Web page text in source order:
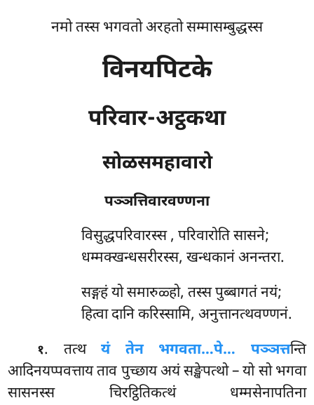
नमो तस्स भगवतो अरहतो सम्मासम्बुद्धस्स
विनयपिटके
परिवार-अट्ठकथा
सोळसमहावारो
पञ्ञत्तिवारवण्णना
विसुद्धपरिवारस्स, परिवारोति सासने;
धम्मक्खन्धसरीरस्स, खन्धकानं अनन्तरा.
सङ्गहं यो समारुळ्हो, तस्स पुब्बागतं नयं;
हित्वा दानि करिस्सामि, अनुत्तानत्थवण्णनं.
१. तत्थयं तेन भगवता…पे… पञ्ञत्तन्ति
आदिनयप्पवत्ताय ताव पुच्छाय अयं सङ्खेपत्थो – यो सो भगवा
सासनस्स चिरट्ठितिकत्थं धम्मसेनापतिना